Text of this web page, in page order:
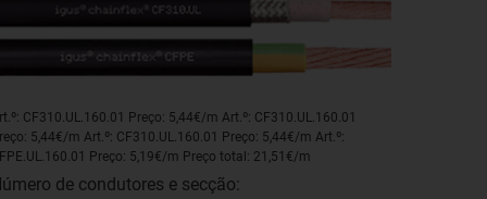
CF310.UL.160.01 Preço: 5,44€/m Art.º: CF310.UL.160.01
5,44€/m Art.º: CF310.UL.160.01 Preço: 5,44€/m Art.º:
Preço: 5,19€/m Preço total: 21,51€/m
de condutores e secção: